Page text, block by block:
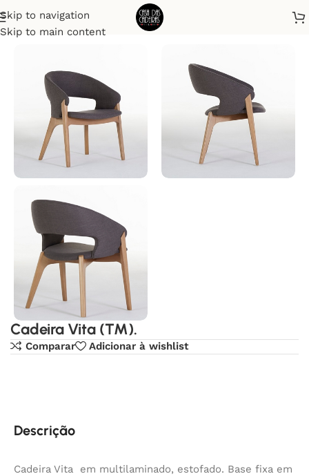
Skip to navigation
Skip to main content
Início Cadeiras
Cadeira Vita (TM).
Comparar Adicionar à wishlist
Descrição
Cadeira Vita em multilaminado, estofado. Base fixa em